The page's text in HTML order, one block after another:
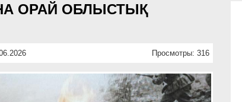
ОРАЙ ОБЛЫСТЫҚ
Просмотры: 316